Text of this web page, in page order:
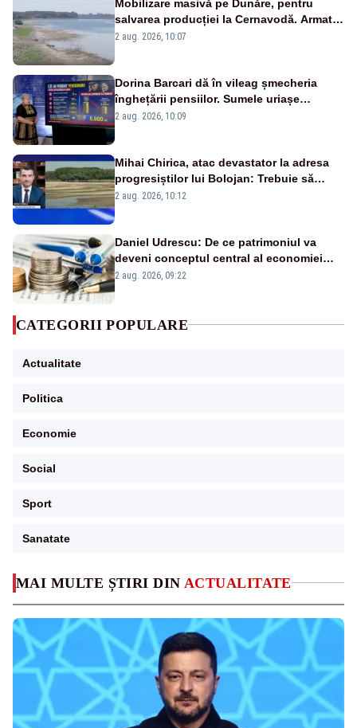
MAI MULTE ȘTIRI DIN ACTUALITATE
Mobilizare masivă pe Dunăre, pentru
salvarea producției la Cernavodă. Armata
va detona o stâncă și va devia apa
2 aug. 2026, 10:07
Dorina Barcari dă în vileag șmecheria
înghețării pensiilor. Sumele uriașe
pierdute de fiecare român
2 aug. 2026, 10:09
Mihai Chirica, atac devastator la adresa
progresiștilor lui Bolojan: Trebuie să
protejăm și natura, dar nu șținem omaneii
2 aug. 2026, 10:12
Daniel Udrescu: De ce patrimoniul va
deveni conceptul central al economiei
viitoare?
2 aug. 2026, 09:22
CATEGORII POPULARE
Actualitate
Politica
Economie
Social
Sport
Sanatate